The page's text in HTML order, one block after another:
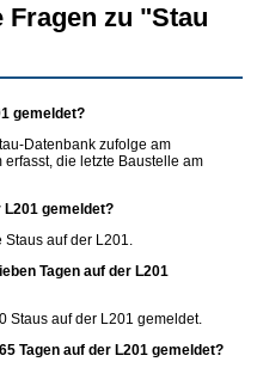
Fragen zu "Stau
gemeldet?
Datenbank zufolge am
die letzte Baustelle am
gemeldet?
Staus auf der L201.
Tagen auf der L201
Staus auf der L201 gemeldet.
Tagen auf der L201 gemeldet?